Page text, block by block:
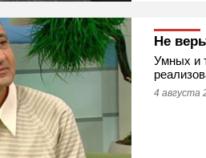
Не
Умных и
4 августа